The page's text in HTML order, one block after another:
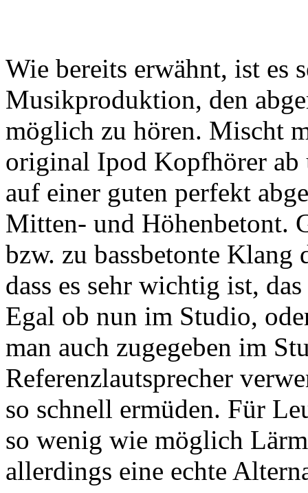
Wie bereits erwähnt, ist es
Musikproduktion, den
möglich zu hören. Mischt
original Ipod Kopfhörer ab
auf einer guten perfekt
Mitten- und Höhenbetont.
bzw. zu bassbetonte
dass es sehr wichtig ist,
Egal ob nun im Studio,
man auch zugegeben im
Referenzlautsprecher
so schnell ermüden. Für
so wenig wie möglich
allerdings eine echte